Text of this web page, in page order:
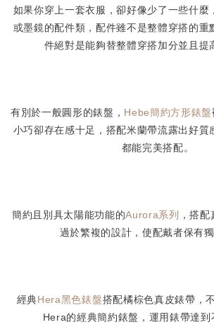
如果你穿上一套衣服，卻好像少了一些什麼
或墨鏡的配件類，配件雖不是整體穿搭的重
件絕對是能夠替整體穿搭加分並且提
有別於一般圓形的錶盤， Hebe簡約方形錶盤
小巧卻存在感十足，搭配米蘭帶流露出好質
都能完美搭配。
簡約且別具太陽能功能的Aurora系列
，搭
過於繁複的設計，使配戴者保有獨
經典Hera黑色錶盤搭配橘棕色真皮錶帶，
Hera的經典簡約錶盤，運用錶帶達到